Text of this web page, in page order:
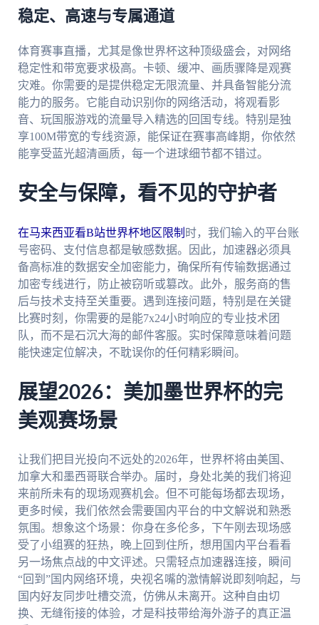
稳定、高速与专属通道
体育赛事直播，尤其是像世界杯这种顶级盛会，对网络
稳定性和带宽要求极高。卡顿、缓冲、画质骤降是观赛
灾难。你需要的是提供稳定无限流量、并具备智能分流
能力的服务。它能自动识别你的网络活动，将观看影
音、玩国服游戏的流量导入精选的回国专线。特别是独
享100M带宽的专线资源，能保证在赛事高峰期，你依然
能享受蓝光超清画质，每一个进球细节都不错过。
安全与保障，看不见的守护者
在马来西亚看B站世界杯地区限制 时，我们输入的平台账
号密码、支付信息都是敏感数据。因此，加速器必须具
备高标准的数据安全加密能力，确保所有传输数据通过
加密专线进行，防止被窃听或篡改。此外，服务商的售
后与技术支持至关重要。遇到连接问题，特别是在关键
比赛时刻，你需要的是能7x24小时响应的专业技术团
队，而不是石沉大海的邮件客服。实时保障意味着问题
能快速定位解决，不耽误你的任何精彩瞬间。
展望2026：美加墨世界杯的完
美观赛场景
让我们把目光投向不远处的2026年，世界杯将由美国、
加拿大和墨西哥联合举办。届时，身处北美的我们将迎
来前所未有的现场观赛机会。但不可能每场都去现场，
更多时候，我们依然会需要国内平台的中文解说和熟悉
氛围。想象这个场景：你身在多伦多，下午刚去现场感
受了小组赛的狂热，晚上回到住所，想用国内平台看看
另一场焦点战的中文评述。只需轻点加速器连接，瞬间
“回到”国内网络环境，央视名嘴的激情解说即刻响起，与
国内好友同步吐槽交流，仿佛从未离开。这种自由切
换、无缝衔接的体验，才是科技带给海外游子的真正温